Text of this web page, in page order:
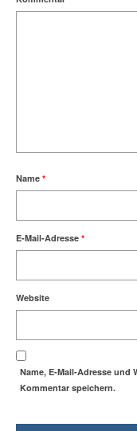
Name *
E-Mail-Adresse *
Website
Name, E-Mail-Adresse und
Kommentar speichern.